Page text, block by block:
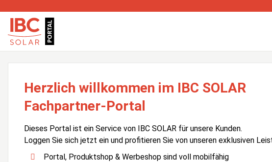
Herzlich willkommen im IBC SOLAR
Fachpartner-Portal
Dieses Portal ist ein Service von IBC SOLAR für unsere Kunden.
Loggen Sie sich jetzt ein und profitieren Sie von unseren exklusiven
Portal, Produktshop & Werbeshop sind voll mobilfähig